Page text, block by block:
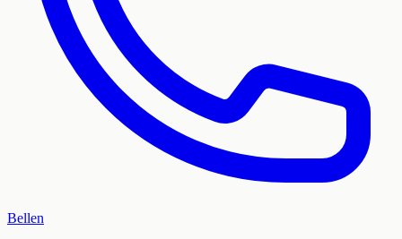
Bellen